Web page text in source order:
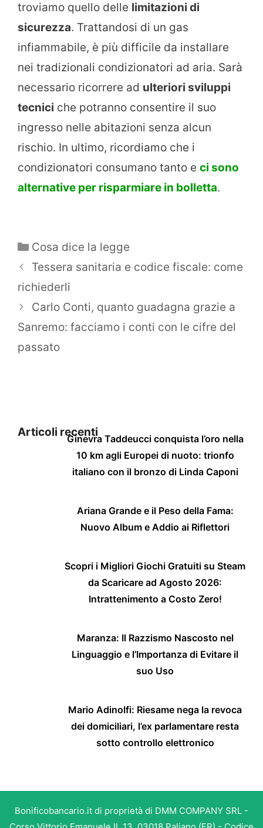
troviamo quello delle limitazioni di
sicurezza. Trattandosi di un gas
infiammabile, è più difficile da installare
nei tradizionali condizionatori ad aria. Sarà
necessario ricorrere ad ulteriori sviluppi
tecnici che potranno consentire il suo
ingresso nelle abitazioni senza alcun
rischio. In ultimo, ricordiamo che i
condizionatori consumano tanto e ci sono
alternative per risparmiare in bolletta.
Categorie
Cosa dice la legge
Tessera sanitaria e codice fiscale: come
richiederli
Carlo Conti, quanto guadagna grazie a
Sanremo: facciamo i conti con le cifre del
passato
Articoli recentiGinevra Taddeucci conquista l’oro nella
10 km agli Europei di nuoto: trionfo
italiano con il bronzo di Linda Caponi
Ariana Grande e il Peso della Fama:
Nuovo Album e Addio ai Riflettori
Scopri i Migliori Giochi Gratuiti su Steam
da Scaricare ad Agosto 2026:
Intrattenimento a Costo Zero!
Maranza: Il Razzismo Nascosto nel
Linguaggio e l’Importanza di Evitare il
suo Uso
Mario Adinolfi: Riesame nega la revoca
dei domiciliari, l’ex parlamentare resta
sotto controllo elettronico
Bonificobancario.it di proprietà di DMM COMPANY SRL -